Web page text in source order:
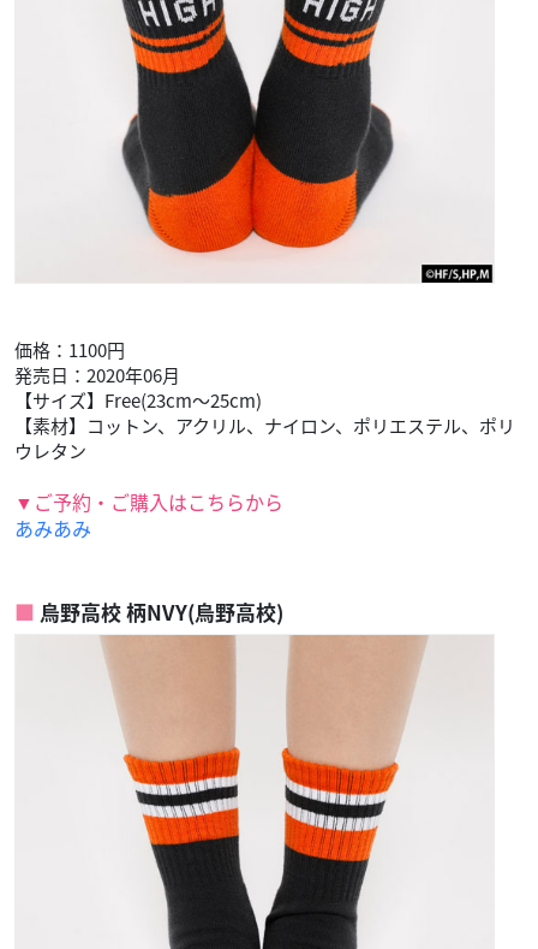
価格：1100円
発売日：2020年06月
【サイズ】Free(23cm～25cm)
【素材】コットン、アクリル、ナイロン、ポリエステル、ポリ
ウレタン
▼ご予約・ご購入はこちらから
あみあみ
烏野高校 柄NVY(烏野高校)